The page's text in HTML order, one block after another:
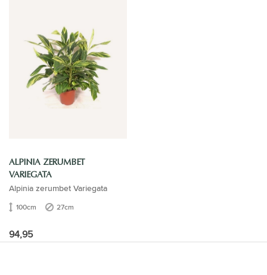
ALPINIA ZERUMBET
VARIEGATA
Alpinia zerumbet Variegata
100cm 27cm
94,95